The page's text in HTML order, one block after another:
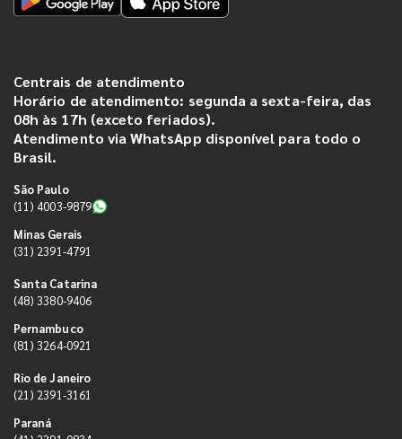
Centrais de atendimento
Horário de atendimento: segunda a sexta-feira, das
08h às 17h (exceto feriados).
Atendimento via WhatsApp disponível para todo o
Brasil.
São Paulo
(11) 4003-9879
Minas Gerais
(31) 2391-4791
Santa Catarina
(48) 3380-9406
Pernambuco
(81) 3264-0921
Rio de Janeiro
(21) 2391-3161
Paraná